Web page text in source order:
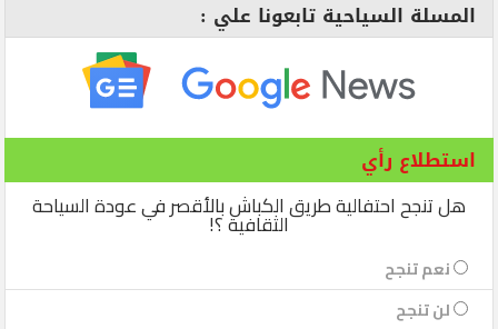
المسلة السياحية تابعونا علي :
استطلاع رأي
هل تنجح احتفالية طريق الكباش بالأقصر في عودة السياحة
الثقافية ؟!
نعم تنجح
لن تنجح